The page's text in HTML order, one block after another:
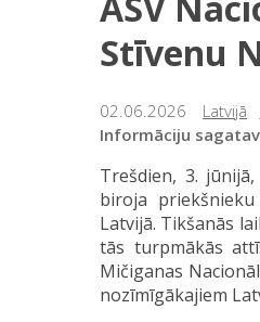
Stīvenu
02.06.2026 Latvijā
Informāciju
Trešdien, 3.
biroja
Latvijā. Tikšanās
tās turpmākās
Mičiganas
nozīmīgākajiem